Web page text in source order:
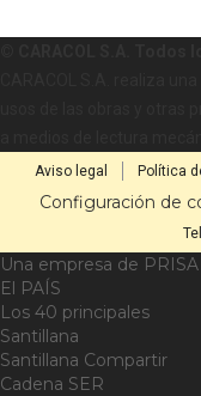
Aviso legal Política
Configuración de
Una empresa de PRISA
El PAÍS
Los 40 principales
Santillana
Santillana Compartir
Cadena SER